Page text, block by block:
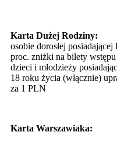
Karta Dużej Rodziny:
osobie dorosłej
proc. zniżki na bilety wstępu
dzieci i młodzieży
18 roku życia (włącznie)
za 1 PLN
Karta Warszawiaka: